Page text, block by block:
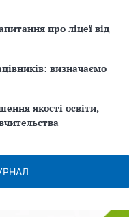
про ліцеї від
визначаємо
якості освіти,